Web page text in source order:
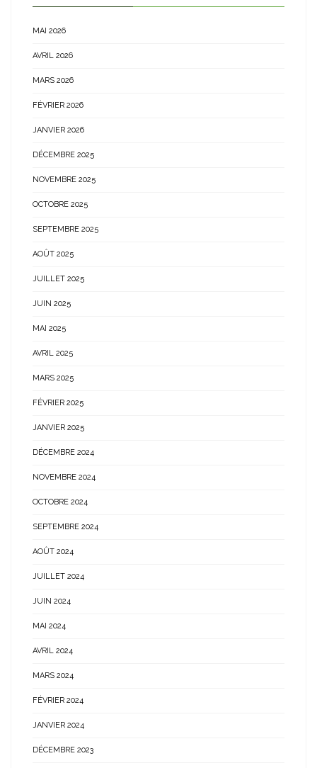
MAI 2026
AVRIL 2026
MARS 2026
FÉVRIER 2026
JANVIER 2026
DÉCEMBRE 2025
NOVEMBRE 2025
OCTOBRE 2025
SEPTEMBRE 2025
AOÛT 2025
JUILLET 2025
JUIN 2025
MAI 2025
AVRIL 2025
MARS 2025
FÉVRIER 2025
JANVIER 2025
DÉCEMBRE 2024
NOVEMBRE 2024
OCTOBRE 2024
SEPTEMBRE 2024
AOÛT 2024
JUILLET 2024
JUIN 2024
MAI 2024
AVRIL 2024
MARS 2024
FÉVRIER 2024
JANVIER 2024
DÉCEMBRE 2023